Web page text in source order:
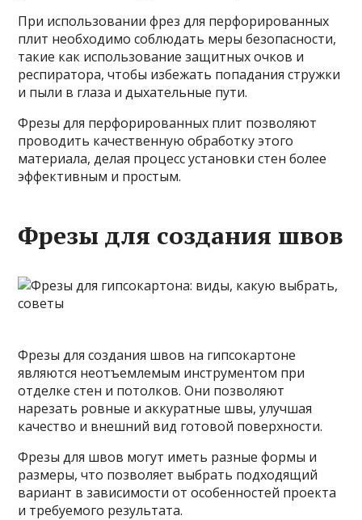
При использовании фрез для перфорированных
плит необходимо соблюдать меры безопасности,
такие как использование защитных очков и
респиратора, чтобы избежать попадания стружки
и пыли в глаза и дыхательные пути.
Фрезы для перфорированных плит позволяют
проводить качественную обработку этого
материала, делая процесс установки стен более
эффективным и простым.
Фрезы для создания швов
Фрезы для создания швов на гипсокартоне
являются неотъемлемым инструментом при
отделке стен и потолков. Они позволяют
нарезать ровные и аккуратные швы, улучшая
качество и внешний вид готовой поверхности.
Фрезы для швов могут иметь разные формы и
размеры, что позволяет выбрать подходящий
вариант в зависимости от особенностей проекта
и требуемого результата.